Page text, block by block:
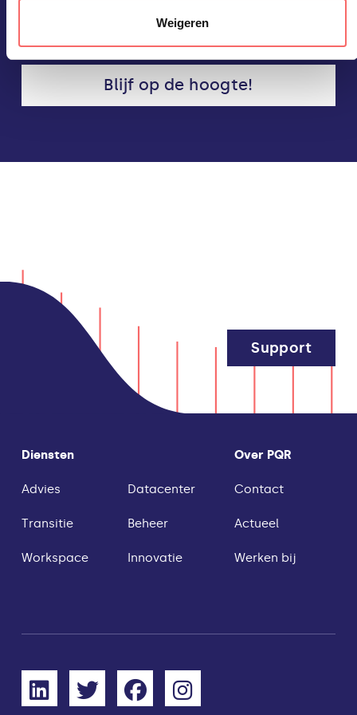
Weigeren
Ineens doet IT er niet meer
toe.
Blijf op de hoogte!
Diensten
Advies
Transitie
Workspace
Datacenter
Beheer
Innovatie
Over PQR
Contact
Actueel
Werken bij
Support